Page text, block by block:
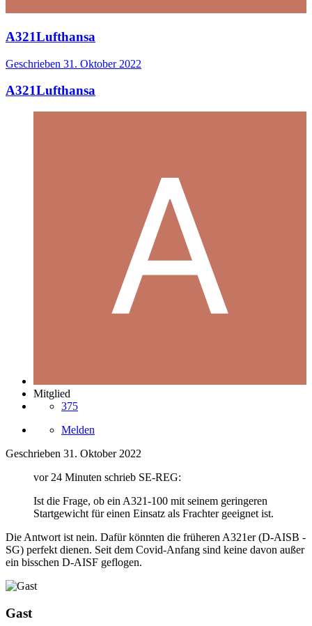
A321Lufthansa
Geschrieben 31. Oktober 2022
A321Lufthansa
Mitglied
375
Melden
Geschrieben 31. Oktober 2022
vor 24 Minuten schrieb SE-REG:
Ist die Frage, ob ein A321-100 mit seinem geringeren
Startgewicht für einen Einsatz als Frachter geeignet ist.
Die Antwort ist nein. Dafür könnten die früheren A321er (D-AISB -
SG) perfekt dienen. Seit dem Covid-Anfang sind keine davon außer
ein bisschen D-AISF geflogen.
Gast